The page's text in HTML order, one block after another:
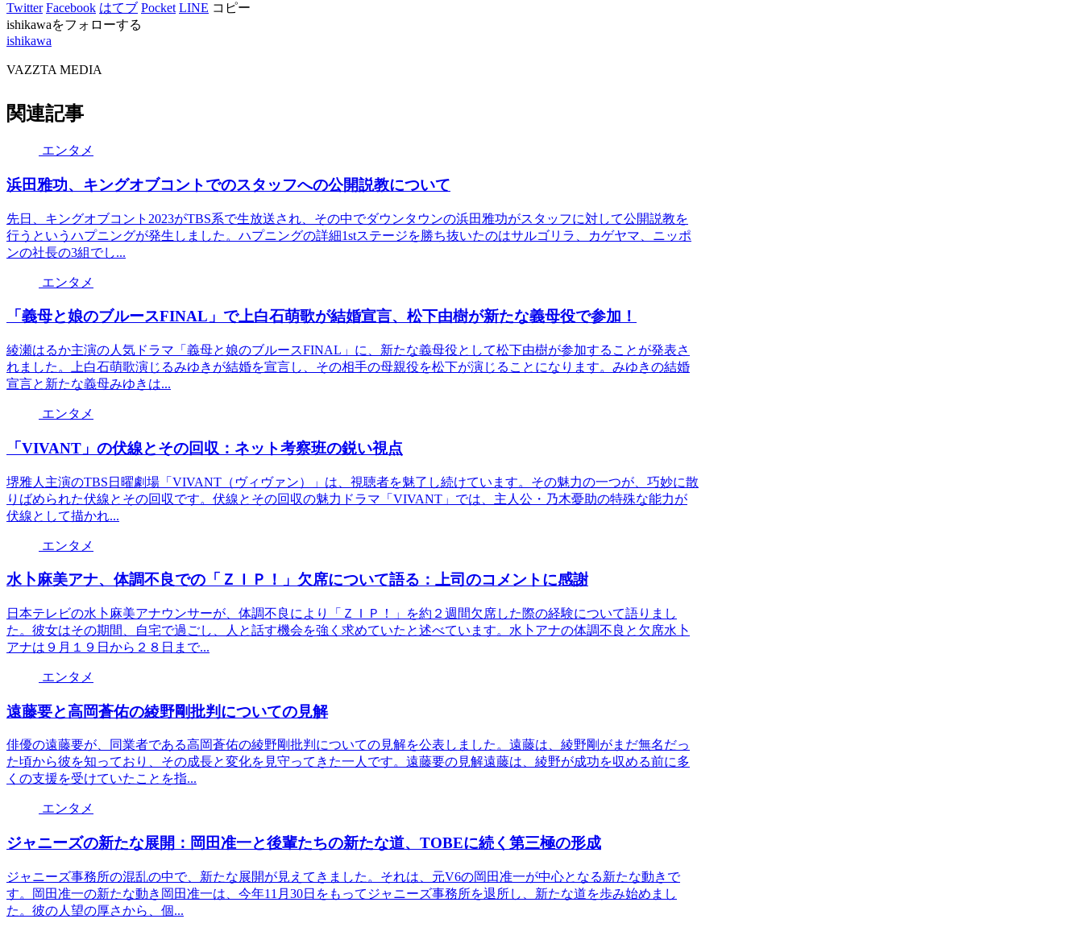
Twitter Facebook はてブ Pocket LINE コピー
ishikawaをフォローする
ishikawa
VAZZTA MEDIA
関連記事
エンタメ
浜田雅功、キングオブコントでのスタッフへの公開説教について
先日、キングオブコント2023がTBS系で生放送され、その中でダウンタウンの浜田雅功がスタッフに対して公開説教を
行うというハプニングが発生しました。ハプニングの詳細1stステージを勝ち抜いたのはサルゴリラ、カゲヤマ、ニッポ
ンの社長の3組でし...
エンタメ
「義母と娘のブルースFINAL」で上白石萌歌が結婚宣言、松下由樹が新たな義母役で参加！
綾瀬はるか主演の人気ドラマ「義母と娘のブルースFINAL」に、新たな義母役として松下由樹が参加することが発表さ
れました。上白石萌歌演じるみゆきが結婚を宣言し、その相手の母親役を松下が演じることになります。みゆきの結婚
宣言と新たな義母みゆきは...
エンタメ
「VIVANT」の伏線とその回収：ネット考察班の鋭い視点
堺雅人主演のTBS日曜劇場「VIVANT（ヴィヴァン）」は、視聴者を魅了し続けています。その魅力の一つが、巧妙に散
りばめられた伏線とその回収です。伏線とその回収の魅力ドラマ「VIVANT」では、主人公・乃木憂助の特殊な能力が
伏線として描かれ...
エンタメ
水卜麻美アナ、体調不良での「ＺＩＰ！」欠席について語る：上司のコメントに感謝
日本テレビの水卜麻美アナウンサーが、体調不良により「ＺＩＰ！」を約２週間欠席した際の経験について語りまし
た。彼女はその期間、自宅で過ごし、人と話す機会を強く求めていたと述べています。水卜アナの体調不良と欠席水卜
アナは９月１９日から２８日まで...
エンタメ
遠藤要と高岡蒼佑の綾野剛批判についての見解
俳優の遠藤要が、同業者である高岡蒼佑の綾野剛批判についての見解を公表しました。遠藤は、綾野剛がまだ無名だっ
た頃から彼を知っており、その成長と変化を見守ってきた一人です。遠藤要の見解遠藤は、綾野が成功を収める前に多
くの支援を受けていたことを指...
エンタメ
ジャニーズの新たな展開：岡田准一と後輩たちの新たな道、TOBEに続く第三極の形成
ジャニーズ事務所の混乱の中で、新たな展開が見えてきました。それは、元V6の岡田准一が中心となる新たな動きで
す。岡田准一の新たな動き岡田准一は、今年11月30日をもってジャニーズ事務所を退所し、新たな道を歩み始めまし
た。彼の人望の厚さから、個...